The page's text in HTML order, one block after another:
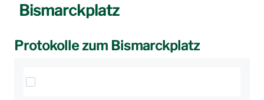
Bismarckplatz
Protokolle zum Bismarckplatz
Elemente auswählen